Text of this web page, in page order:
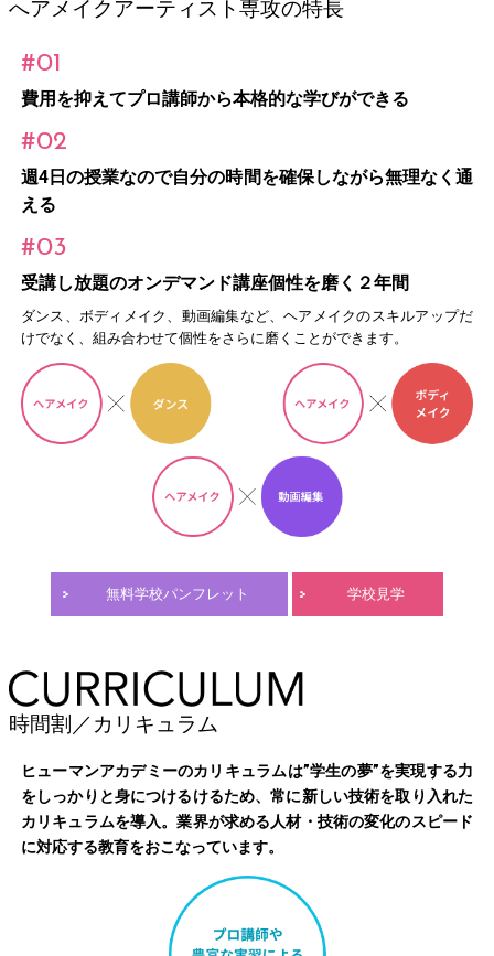
へアメイクアーティスト専攻の特長
#01
費用を抑えてプロ講師から本格的な学びができる
#02
週4日の授業なので自分の時間を確保しながら無理なく通
える
#03
受講し放題のオンデマンド講座個性を磨く２年間
ダンス、ボディメイク、動画編集など、ヘアメイクのスキルアップだ
けでなく、組み合わせて個性をさらに磨くことができます。
無料学校パンフレット 学校見学
時間割／カリキュラム
ヒューマンアカデミーのカリキュラムは”学生の夢”を実現する力
をしっかりと身につけるけるため、常に新しい技術を取り入れた
カリキュラムを導入。業界が求める人材・技術の変化のスピード
に対応する教育をおこなっています。